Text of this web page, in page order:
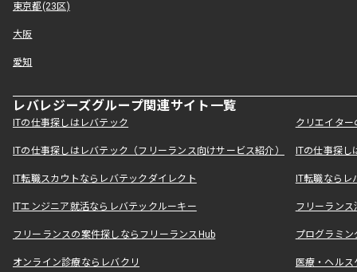
東京都(23区)
大阪
愛知
レバレジーズグループ関連サイト一覧
ITの仕事探しはレバテック クリエイタ
ITの仕事探しはレバテック（フリーランス向けサービス紹介） ITの仕事探
IT転職スカウトならレバテックダイレクト IT転職なら
ITエンジニア就活ならレバテックルーキー フリーラン
フリーランスの案件探しならフリーランスHub プログラミ
オンライン診療ならレバクリ 医療・ヘル